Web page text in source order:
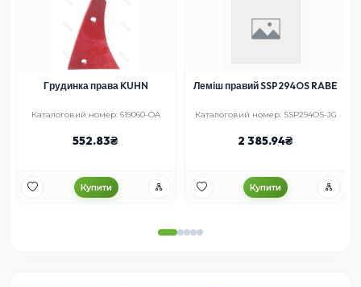
Грудинка права KUHN
Каталоговий номер: 619060-OA
552.83
Купити
Леміш правий SSP294OS RABE
Каталоговий номер: SSP294OS-JG
2 385.94
Купити